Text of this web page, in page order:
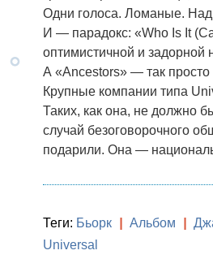
Одни голоса. Ломаные.
И — парадокс: «Who Is It
оптимистичной и задорной
А «Ancestors» — так просто
Крупные компании типа
Таких, как она, не должно
случай безоговорочного
подарили. Она —
Теги: Бьорк Альбом
Universal